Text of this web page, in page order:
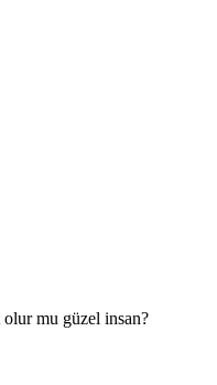
mu güzel insan?